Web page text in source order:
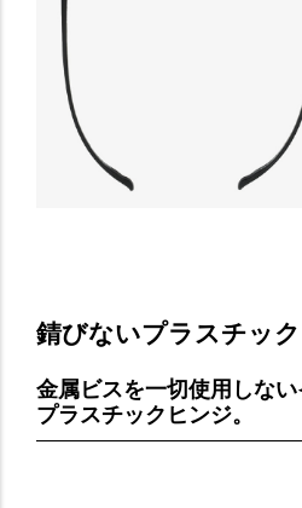
錆びないプラスチッ
金属ビスを一切使用しな
プラスチックヒンジ。